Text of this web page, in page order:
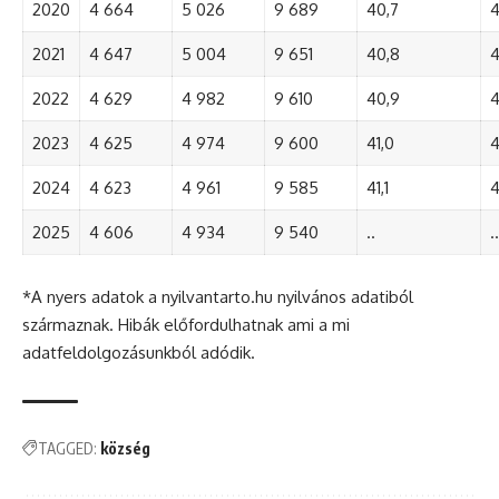
2020 4 664 5 026 9 689 40,7
2021 4 647 5 004 9 651 40,8
2022 4 629 4 982 9 610 40,9
2023 4 625 4 974 9 600 41,0
2024 4 623 4 961 9 585 41,1
2025 4 606 4 934 9 540 .. ..
*A nyers adatok a nyilvantarto.hu nyilvános adatiból
származnak. Hibák előfordulhatnak ami a mi
adatfeldolgozásunkból adódik.
TAGGED: község